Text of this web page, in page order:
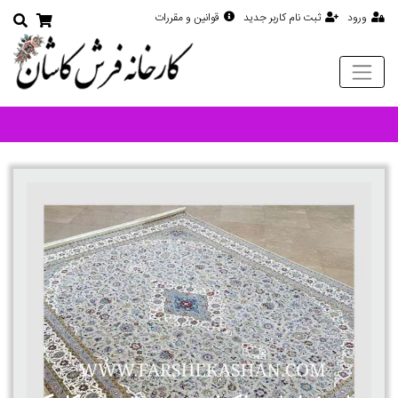
ورود ثبت نام کاربر جدید قوانین و مقررات